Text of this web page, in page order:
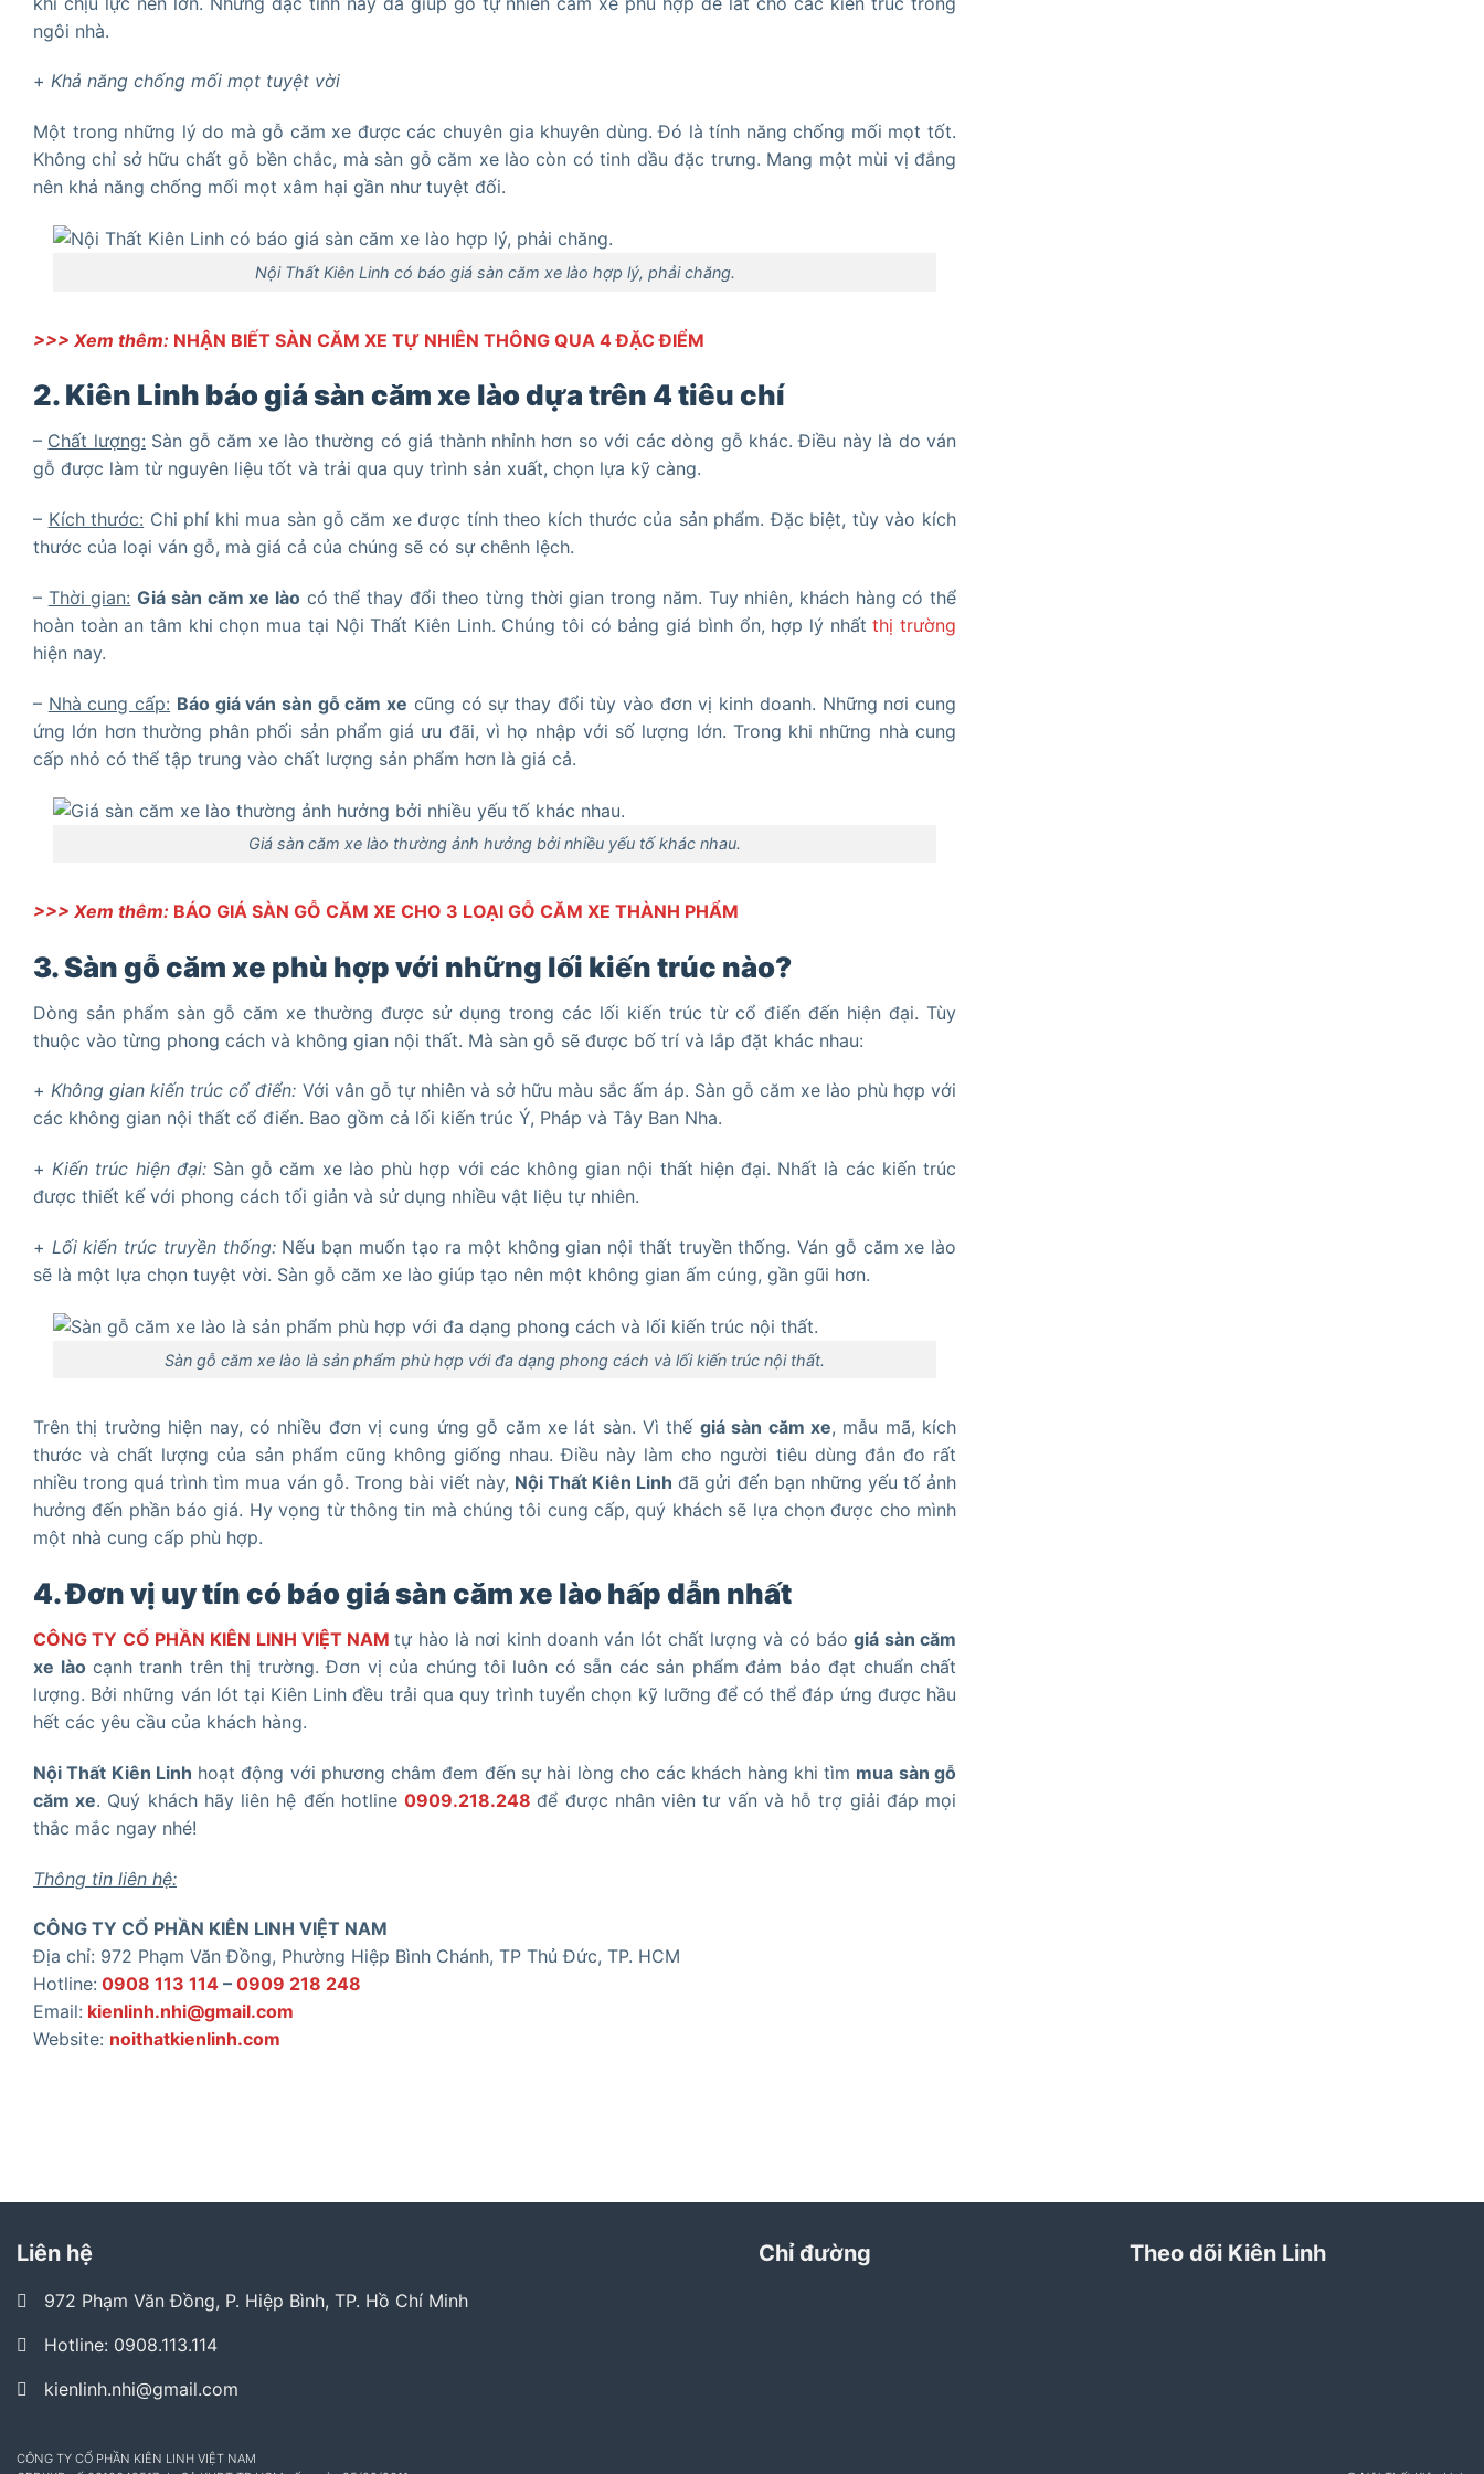
ngôi nhà.
+ Khả năng chống mối mọt tuyệt vời
Một trong những lý do mà gỗ căm xe được các chuyên gia khuyên dùng. Đó là tính năng chống mối mọt tốt.
Không chỉ sở hữu chất gỗ bền chắc, mà sàn gỗ căm xe lào còn có tinh dầu đặc trưng. Mang một mùi vị đắng
nên khả năng chống mối mọt xâm hại gần như tuyệt đối.
Nội Thất Kiên Linh có báo giá sàn căm xe lào hợp lý, phải chăng.
>>> Xem thêm: NHẬN BIẾT SÀN CĂM XE TỰ NHIÊN THÔNG QUA 4 ĐẶC ĐIỂM
2. Kiên Linh báo giá sàn căm xe lào dựa trên 4 tiêu chí
– Chất lượng: Sàn gỗ căm xe lào thường có giá thành nhỉnh hơn so với các dòng gỗ khác. Điều này là do ván
gỗ được làm từ nguyên liệu tốt và trải qua quy trình sản xuất, chọn lựa kỹ càng.
– Kích thước: Chi phí khi mua sàn gỗ căm xe được tính theo kích thước của sản phẩm. Đặc biệt, tùy vào kích
thước của loại ván gỗ, mà giá cả của chúng sẽ có sự chênh lệch.
– Thời gian: Giá sàn căm xe làocó thể thay đổi theo từng thời gian trong năm. Tuy nhiên, khách hàng có thể
hoàn toàn an tâm khi chọn mua tại Nội Thất Kiên Linh. Chúng tôi có bảng giá bình ổn, hợp lý nhấtthị trường
hiện nay.
– Nhà cung cấp: Báo giá ván sàn gỗ căm xe cũng có sự thay đổi tùy vào đơn vị kinh doanh. Những nơi cung
ứng lớn hơn thường phân phối sản phẩm giá ưu đãi, vì họ nhập với số lượng lớn. Trong khi những nhà cung
cấp nhỏ có thể tập trung vào chất lượng sản phẩm hơn là giá cả.
Giá sàn căm xe lào thường ảnh hưởng bởi nhiều yếu tố khác nhau.
>>> Xem thêm: BÁO GIÁ SÀN GỖ CĂM XE CHO 3 LOẠI GỖ CĂM XE THÀNH PHẨM
3. Sàn gỗ căm xe phù hợp với những lối kiến trúc nào?
Dòng sản phẩm sàn gỗ căm xe thường được sử dụng trong các lối kiến trúc từ cổ điển đến hiện đại. Tùy
thuộc vào từng phong cách và không gian nội thất. Mà sàn gỗ sẽ được bố trí và lắp đặt khác nhau:
+Không gian kiến trúc cổ điển: Với vân gỗ tự nhiên và sở hữu màu sắc ấm áp. Sàn gỗ căm xe lào phù hợp với
các không gian nội thất cổ điển. Bao gồm cả lối kiến trúc Ý, Pháp và Tây Ban Nha.
+Kiến trúc hiện đại:Sàn gỗ căm xe lào phù hợp với các không gian nội thất hiện đại. Nhất là các kiến trúc
được thiết kế với phong cách tối giản và sử dụng nhiều vật liệu tự nhiên.
+ Lối kiến trúc truyền thống:Nếu bạn muốn tạo ra một không gian nội thất truyền thống. Ván gỗ căm xe lào
sẽ là một lựa chọn tuyệt vời. Sàn gỗ căm xe lào giúp tạo nên một không gian ấm cúng, gần gũi hơn.
Sàn gỗ căm xe lào là sản phẩm phù hợp với đa dạng phong cách và lối kiến trúc nội thất.
Trên thị trường hiện nay, có nhiều đơn vị cung ứng gỗ căm xe lát sàn. Vì thế giá sàn căm xe, mẫu mã, kích
thước và chất lượng của sản phẩm cũng không giống nhau. Điều này làm cho người tiêu dùng đắn đo rất
nhiều trong quá trình tìm mua ván gỗ. Trong bài viết này, Nội Thất Kiên Linh đã gửi đến bạn những yếu tố ảnh
hưởng đến phần báo giá. Hy vọng từ thông tin mà chúng tôi cung cấp, quý khách sẽ lựa chọn được cho mình
một nhà cung cấp phù hợp.
4. Đơn vị uy tín có báo giá sàn căm xe lào hấp dẫn nhất
CÔNG TY CỔ PHẦN KIÊN LINH VIỆT NAM tự hào là nơi kinh doanh ván lót chất lượng và có báogiá sàn căm
xe lào cạnh tranh trên thị trường. Đơn vị của chúng tôi luôn có sẵn các sản phẩm đảm bảo đạt chuẩn chất
lượng. Bởi những ván lót tại Kiên Linh đều trải qua quy trình tuyển chọn kỹ lưỡng để có thể đáp ứng được hầu
hết các yêu cầu của khách hàng.
Nội Thất Kiên Linh hoạt động với phương châm đem đến sự hài lòng cho các khách hàng khi tìm mua sàn gỗ
căm xe. Quý khách hãy liên hệ đến hotline0909.218.248 để được nhân viên tư vấn và hỗ trợ giải đáp mọi
thắc mắc ngay nhé!
Thông tin liên hệ:
CÔNG TY CỔ PHẦN KIÊN LINH VIỆT NAM
Địa chỉ: 972 Phạm Văn Đồng, Phường Hiệp Bình Chánh, TP Thủ Đức, TP. HCM
Hotline: 0908 113 114 – 0909 218 248
Email: kienlinh.nhi@gmail.com
Website: noithatkienlinh.com
Liên hệ
972 Phạm Văn Đồng, P. Hiệp Bình, TP. Hồ Chí Minh
Hotline: 0908.113.114
kienlinh.nhi@gmail.com
Chỉ đường Theo dõi Kiên Linh
CÔNG TY CỔ PHẦN KIÊN LINH VIỆT NAM